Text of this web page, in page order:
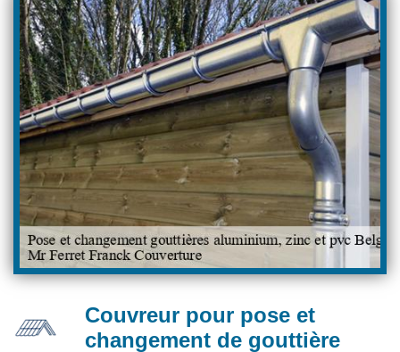
Couvreur pour pose et
changement de gouttière